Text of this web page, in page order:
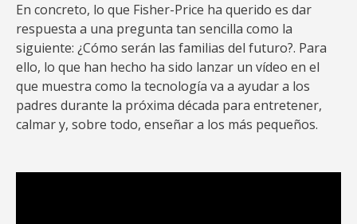
En concreto, lo que Fisher-Price ha querido es dar
respuesta a una pregunta tan sencilla como la
siguiente: ¿Cómo serán las familias del futuro?. Para
ello, lo que han hecho ha sido lanzar un vídeo en el
que muestra como la tecnología va a ayudar a los
padres durante la próxima década para entretener,
calmar y, sobre todo, enseñar a los más pequeños.